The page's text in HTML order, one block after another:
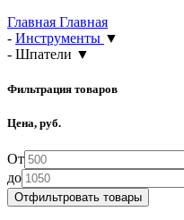
Главная Главная
- Инструменты ▼
- Шпатели ▼
Фильтрация товаров
Цена, руб.
От
до